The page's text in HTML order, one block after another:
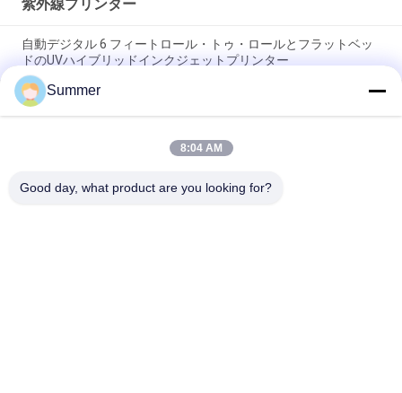
紫外線プリンター
自動デジタル 6 フィートロール・トゥ・ロールとフラットベッ
ドのUVハイブリッドインクジェットプリンター
ロール・ツー・ロール フラットベッド印刷 UVハイブリッドプ
リンター ポスター広告 電子装飾材料 クラフト用
デジタル高品質のフラットベッドとロールをロールするUVハイ
Summer
8:04 AM
Good day, what product are you looking for?